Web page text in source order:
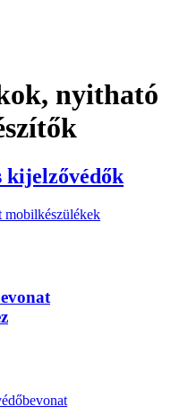
nyitható
kijelzővédők